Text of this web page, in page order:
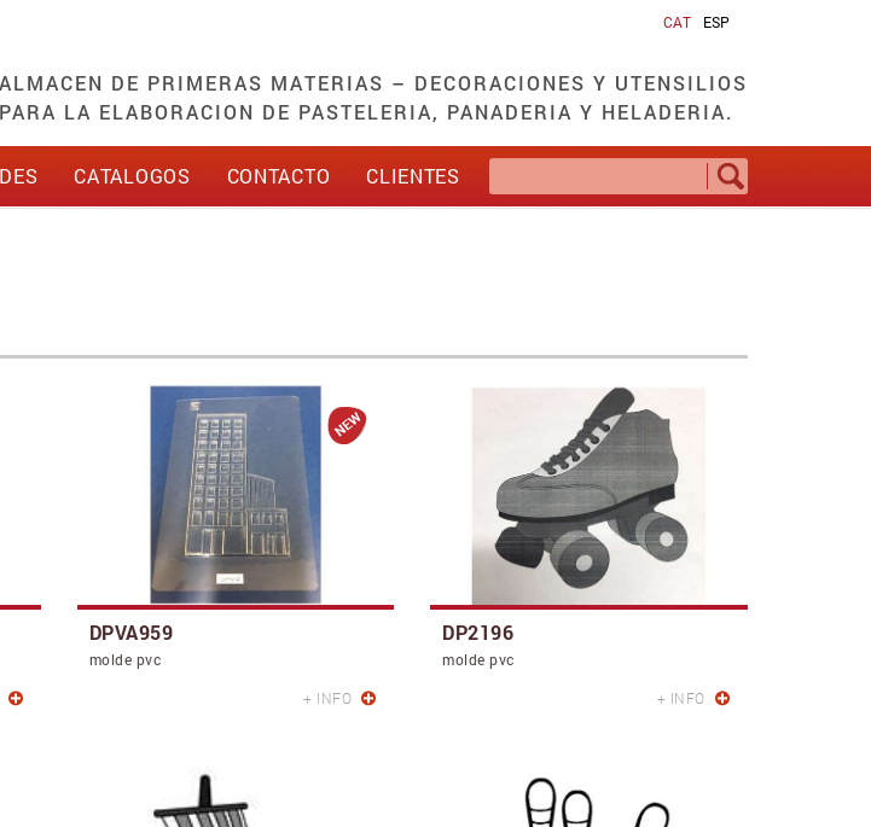
CAT ESP
ALMACEN DE PRIMERAS MATERIAS – DECORACIONES Y UTENSILIOS
PARA LA ELABORACION DE PASTELERIA, PANADERIA Y HELADERIA.
CATALOGOS CONTACTO CLIENTES
DPVA959
molde pvc
+ INFO
DP2196
molde pvc
+ INFO